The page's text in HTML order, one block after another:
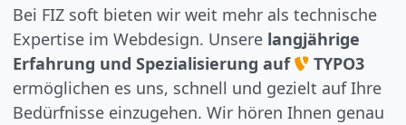
Bei FIZ soft bieten wir weit mehr als technische
Expertise im Webdesign. Unsere langjährige
Erfahrung und Spezialisierung auf
TYPO3
ermöglichen es uns, schnell und gezielt auf Ihre
Bedürfnisse einzugehen. Wir hören Ihnen genau